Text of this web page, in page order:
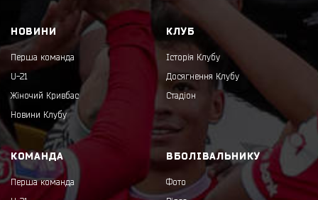
НОВИНИ
Перша команда
U-21
Жіночий Кривбас
Новини Клубу
КЛУБ
Історія Клубу
Досягнення Клубу
Стадіон
КОМАНДА
Перша команда
ВБОЛІВАЛЬНИКУ
Фото